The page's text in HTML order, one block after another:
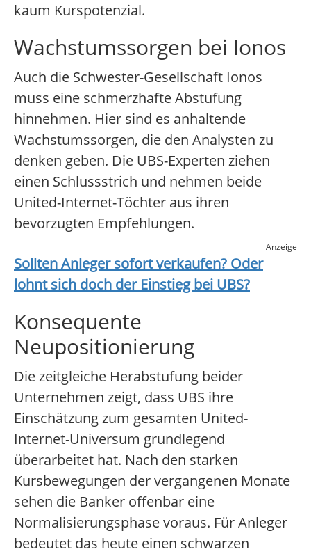
kaum Kurspotenzial.
Wachstumssorgen bei Ionos
Auch die Schwester-Gesellschaft Ionos
muss eine schmerzhafte Abstufung
hinnehmen. Hier sind es anhaltende
Wachstumssorgen, die den Analysten zu
denken geben. Die UBS-Experten ziehen
einen Schlussstrich und nehmen beide
United-Internet-Töchter aus ihren
bevorzugten Empfehlungen.
Anzeige
Sollten Anleger sofort verkaufen? Oder
lohnt sich doch der Einstieg bei UBS?
Konsequente
Neupositionierung
Die zeitgleiche Herabstufung beider
Unternehmen zeigt, dass UBS ihre
Einschätzung zum gesamten United-
Internet-Universum grundlegend
überarbeitet hat. Nach den starken
Kursbewegungen der vergangenen Monate
sehen die Banker offenbar eine
Normalisierungsphase voraus. Für Anleger
bedeutet das heute einen schwarzen